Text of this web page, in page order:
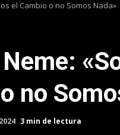
el Cambio o no Somos Nada»
no
3 min de lectura